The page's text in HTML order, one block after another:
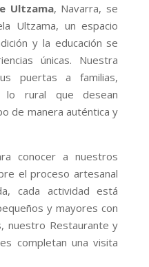
Ultzama, Navarra, se
Ultzama, un espacio
y la educación se
únicas. Nuestra
puertas a familias,
lo rural que desean
de manera auténtica y
conocer a nuestros
el proceso artesanal
cada actividad está
y mayores con
nuestro Restaurante y
completan una visita